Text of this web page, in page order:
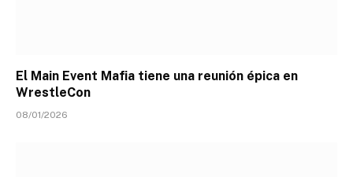
El Main Event Mafia tiene una reunión épica en
WrestleCon
08/01/2026